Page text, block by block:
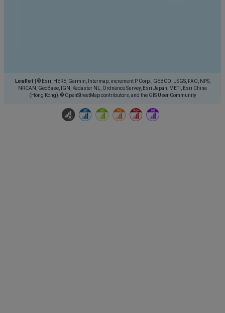
Leaflet
© Esri, HERE, Garmin, Intermap, increment P Corp., GEBCO, USGS, FAO, NPS,
NRCAN, GeoBase, IGN, Kadaster NL, Ordnance Survey, Esri Japan, METI, Esri China
(Hong Kong), © OpenStreetMap contributors, and the GIS User Community